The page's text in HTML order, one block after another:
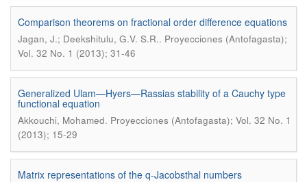
Comparison theorems on fractional order difference equations
Jagan, J.; Deekshitulu, G.V. S.R.. Proyecciones (Antofagasta);
Vol. 32 No. 1 (2013); 31-46
Generalized Ulam—Hyers—Rassias stability of a Cauchy type
functional equation
Akkouchi, Mohamed. Proyecciones (Antofagasta); Vol. 32 No. 1
(2013); 15-29
Matrix representations of the q-Jacobsthal numbers